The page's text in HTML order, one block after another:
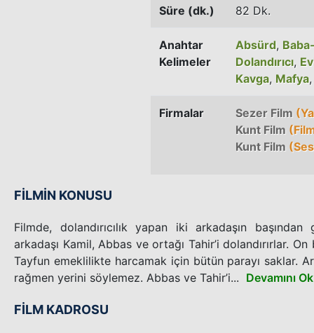
Süre (dk.) 82 Dk.
Anahtar
Kelimeler
Absürd,
Dolandırıcı,
Kavga, Mafya
Firmalar Sezer Film
Kunt Film
Kunt Film
FİLMİN KONUSU
Filmde, dolandırıcılık yapan iki arkadaşın
arkadaşı Kamil, Abbas ve ortağı Tahir’i dolandırırlar.
Tayfun emeklilikte harcamak için bütün parayı saklar.
rağmen yerini söylemez. Abbas ve Tahir’i... Devamını
FİLM KADROSU